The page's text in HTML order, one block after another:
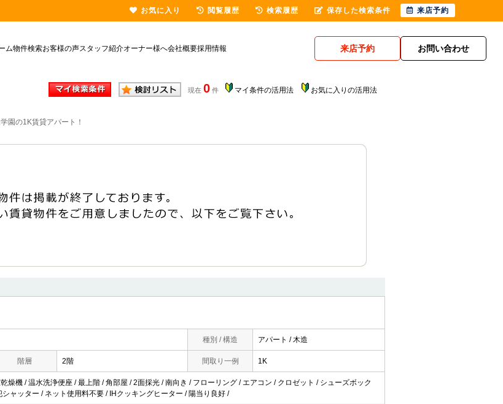
ム物件検索お客様の声スタッフ紹介オーナー様へ会社概要採用情報 来店予約 お問い合わせ
現在 0 件 マイ条件の活用法 お気に入りの活用法
園の1K賃貸アパート！
種別 / 構造 アパート / 木造
階層 2階 間取り一例 1K
燥機 / 温水洗浄便座 / 最上階 / 角部屋 / 2面採光 / 南向き / フローリング / エアコン / クロゼット / シューズボック
ャッター / ネット使用料不要 / IHクッキングヒーター / 陽当り良好 /
お気に入り 閲覧履歴 検索履歴 保存した検索条件 来店予約